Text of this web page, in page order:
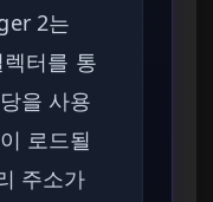
2는
터를 통
을 사용
로드될
주소가